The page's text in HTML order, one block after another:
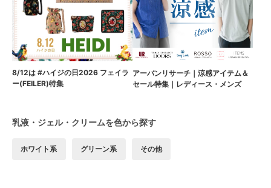
8/12は #ハイジの日2026 フェイラ
ー(FEILER)特集
アーバンリサーチ｜涼感アイテム＆
セール特集｜レディース・メンズ
乳液・ジェル・クリームを色から探す
ホワイト系 グリーン系 その他